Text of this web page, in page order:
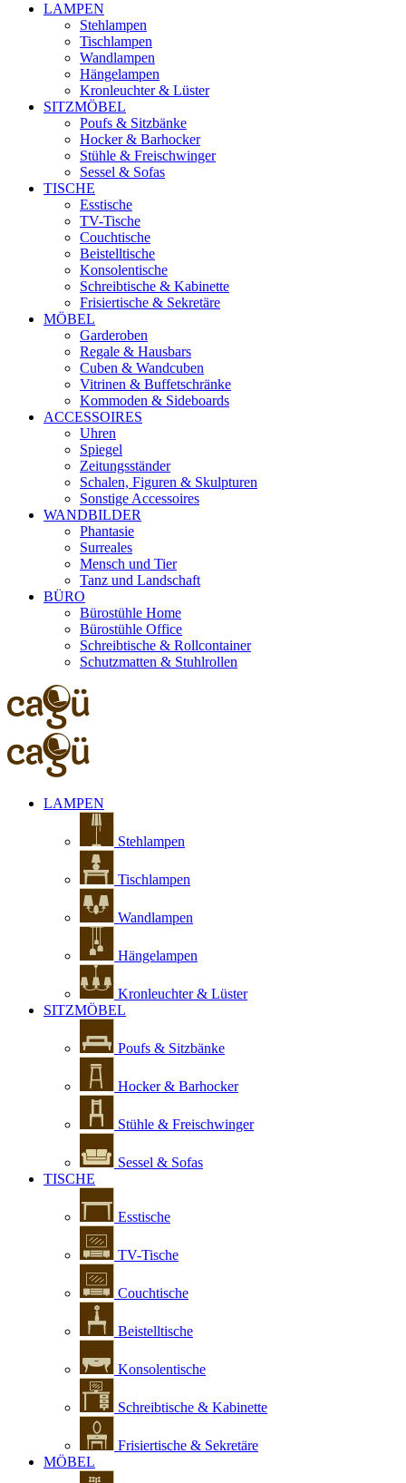
LAMPEN
Stehlampen
Tischlampen
Wandlampen
Hängelampen
Kronleuchter & Lüster
SITZMÖBEL
Poufs & Sitzbänke
Hocker & Barhocker
Stühle & Freischwinger
Sessel & Sofas
TISCHE
Esstische
TV-Tische
Couchtische
Beistelltische
Konsolentische
Schreibtische & Kabinette
Frisiertische & Sekretäre
MÖBEL
Garderoben
Regale & Hausbars
Cuben & Wandcuben
Vitrinen & Buffetschränke
Kommoden & Sideboards
ACCESSOIRES
Uhren
Spiegel
Zeitungsständer
Schalen, Figuren & Skulpturen
Sonstige Accessoires
WANDBILDER
Phantasie
Surreales
Mensch und Tier
Tanz und Landschaft
BÜRO
Bürostühle Home
Bürostühle Office
Schreibtische & Rollcontainer
Schutzmatten & Stuhlrollen
LAMPEN
Stehlampen
Tischlampen
Wandlampen
Hängelampen
Kronleuchter & Lüster
SITZMÖBEL
Poufs & Sitzbänke
Hocker & Barhocker
Stühle & Freischwinger
Sessel & Sofas
TISCHE
Esstische
TV-Tische
Couchtische
Beistelltische
Konsolentische
Schreibtische & Kabinette
Frisiertische & Sekretäre
MÖBEL